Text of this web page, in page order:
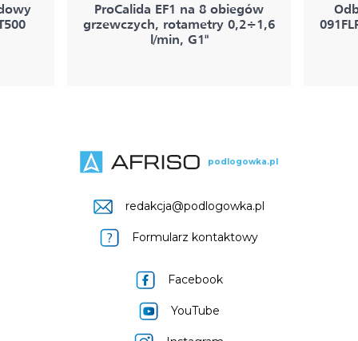
ProCalida EF1 na 8 obiegów
grzewczych, rotametry 0,2÷1,6
l/min, G1"
podlogowka.pl
redakcja@podlogowka.pl
Formularz kontaktowy
Facebook
YouTube